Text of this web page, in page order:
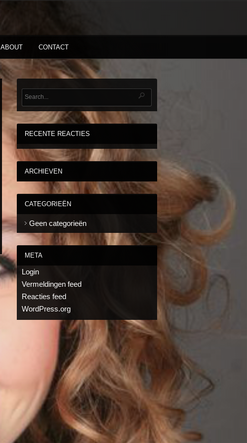
ABOUT CONTACT
RECENTE REACTIES
ARCHIEVEN
CATEGORIEËN
Geen categorieën
META
Login
Vermeldingen feed
Reacties feed
WordPress.org